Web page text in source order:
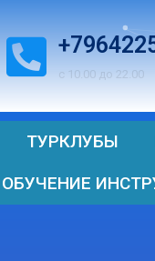
с 10.00 до 22.00
ТУРКЛУБЫ
ОБУЧЕНИЕ